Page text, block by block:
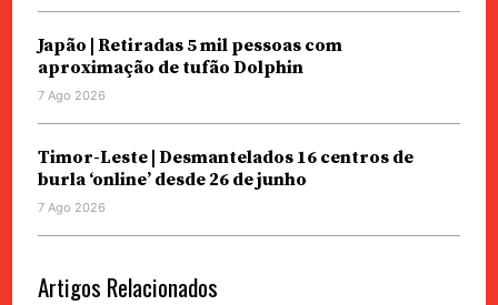
Japão | Retiradas 5 mil pessoas com
aproximação de tufão Dolphin
7 Ago 2026
Timor-Leste | Desmantelados 16 centros de
burla ‘online’ desde 26 de junho
7 Ago 2026
Artigos Relacionados